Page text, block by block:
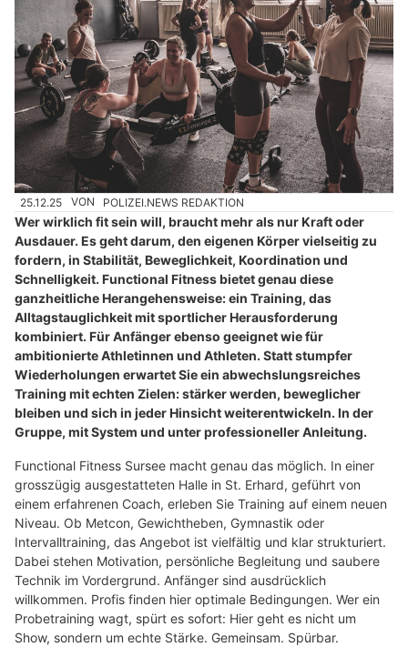
25.12.25 VON POLIZEI.NEWS REDAKTION
Wer wirklich fit sein will, braucht mehr als nur Kraft oder
Ausdauer. Es geht darum, den eigenen Körper vielseitig zu
fordern, in Stabilität, Beweglichkeit, Koordination und
Schnelligkeit. Functional Fitness bietet genau diese
ganzheitliche Herangehensweise: ein Training, das
Alltagstauglichkeit mit sportlicher Herausforderung
kombiniert. Für Anfänger ebenso geeignet wie für
ambitionierte Athletinnen und Athleten. Statt stumpfer
Wiederholungen erwartet Sie ein abwechslungsreiches
Training mit echten Zielen: stärker werden, beweglicher
bleiben und sich in jeder Hinsicht weiterentwickeln. In der
Gruppe, mit System und unter professioneller Anleitung.
Functional Fitness Sursee macht genau das möglich. In einer
grosszügig ausgestatteten Halle in St. Erhard, geführt von
einem erfahrenen Coach, erleben Sie Training auf einem neuen
Niveau. Ob Metcon, Gewichtheben, Gymnastik oder
Intervalltraining, das Angebot ist vielfältig und klar strukturiert.
Dabei stehen Motivation, persönliche Begleitung und saubere
Technik im Vordergrund. Anfänger sind ausdrücklich
willkommen. Profis finden hier optimale Bedingungen. Wer ein
Probetraining wagt, spürt es sofort: Hier geht es nicht um
Show, sondern um echte Stärke. Gemeinsam. Spürbar.